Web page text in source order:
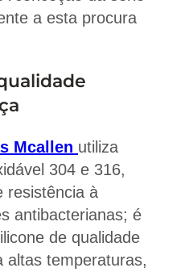
a esta procura
Mcallen utiliza
304 e 316,
resistência à
antibacterianas; é
de qualidade
altas temperaturas,